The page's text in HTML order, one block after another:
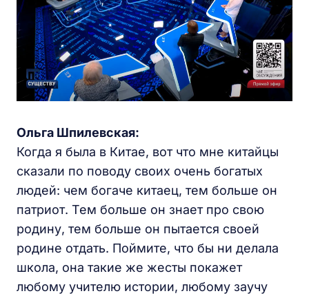
Ольга Шпилевская:
Когда я была в Китае, вот что мне китайцы
сказали по поводу своих очень богатых
людей: чем богаче китаец, тем больше он
патриот. Тем больше он знает про свою
родину, тем больше он пытается своей
родине отдать. Поймите, что бы ни делала
школа, она такие же жесты покажет
любому учителю истории, любому заучу